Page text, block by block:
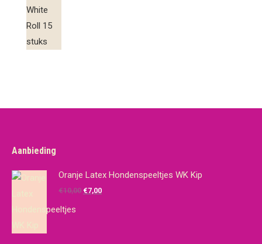
Aanbieding
Oranje Latex Hondenspeeltjes WK Kip
€10,00 Oorspronkelijke
€7,00Huidige